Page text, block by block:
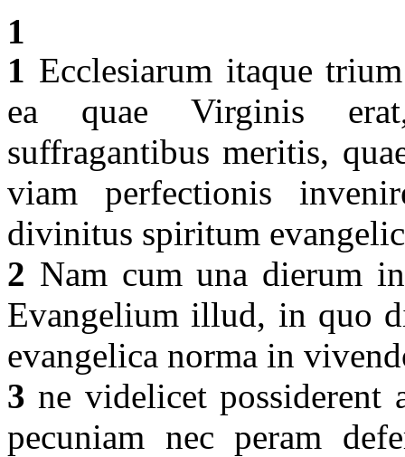
1
1 Ecclesiarum itaque
ea quae Virginis
suffragantibus meritis,
viam perfectionis
divinitus spiritum
2 Nam cum una dierum
Evangelium illud, in quo
evangelica norma in
3 ne videlicet possiderent
pecuniam nec peram